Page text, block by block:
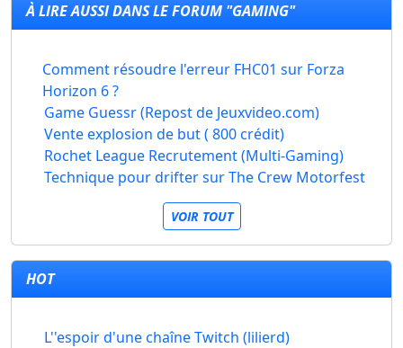
À LIRE AUSSI DANS LE FORUM "GAMING"
Comment résoudre l'erreur FHC01 sur Forza
Horizon 6 ?
Game Guessr (Repost de Jeuxvideo.com)
Vente explosion de but ( 800 crédit)
Rochet League Recrutement (Multi-Gaming)
Technique pour drifter sur The Crew Motorfest
VOIR TOUT
HOT
L''espoir d'une chaîne Twitch (lilierd)